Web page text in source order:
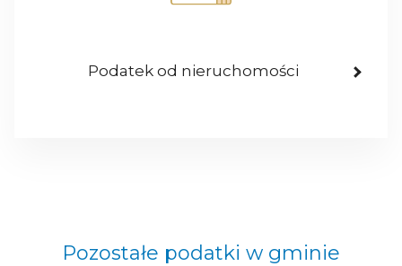
Podatek od nieruchomości
Pozostałe podatki w gminie